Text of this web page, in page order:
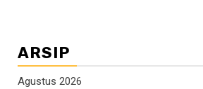
ARSIP
Agustus 2026